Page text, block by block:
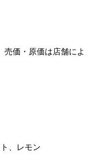
価・原価は店舗によ
、レモン